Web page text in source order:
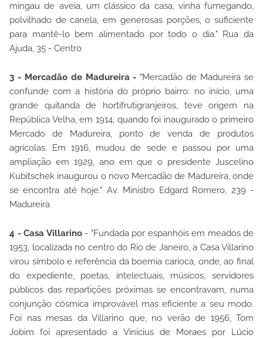
mingau de aveia, um clássico da casa, vinha fumegando,
polvilhado de canela, em generosas porções, o suficiente
para mantê-lo bem alimentado por todo o dia." Rua da
Ajuda, 35 - Centro
3 - Mercadão de Madureira - "Mercadão de Madureira se
confunde com a história do próprio bairro: no início, uma
grande quitanda de hortifrutigranjeiros, teve origem na
República Velha, em 1914, quando foi inaugurado o primeiro
Mercado de Madureira, ponto de venda de produtos
agrícolas. Em 1916, mudou de sede e passou por uma
ampliação em 1929, ano em que o presidente Juscelino
Kubitschek inaugurou o novo Mercadão de Madureira, onde
se encontra até hoje." Av. Ministro Edgard Romero, 239 -
Madureira
4 - Casa Villarino - "Fundada por espanhóis em meados de
1953, localizada no centro do Rio de Janeiro, a Casa Villarino
virou símbolo e referência da boemia carioca, onde, ao final
do expediente, poetas, intelectuais, músicos, servidores
públicos das repartições próximas se encontravam, numa
conjunção cósmica improvável mas eficiente a seu modo.
Foi nas mesas da Villarino que, no verão de 1956, Tom
Jobim foi apresentado a Vinicius de Moraes por Lúcio